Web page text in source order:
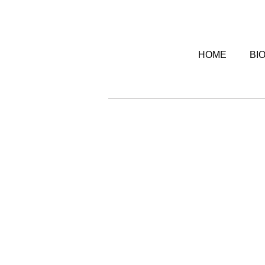
HOME BIO